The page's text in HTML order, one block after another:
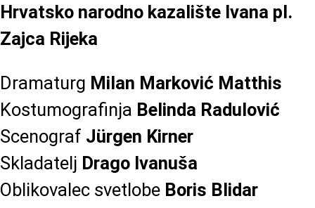
Hrvatsko narodno kazalište Ivana pl.
Zajca Rijeka
Dramaturg Milan Marković Matthis
Kostumografinja Belinda Radulović
Scenograf Jürgen Kirner
Skladatelj Drago Ivanuša
Oblikovalec svetlobe Boris Blidar